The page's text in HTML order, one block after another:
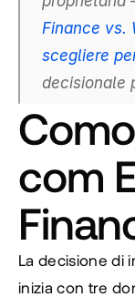
Finance vs.
scegliere
decisionale
com
La decisione di
inizia con tre